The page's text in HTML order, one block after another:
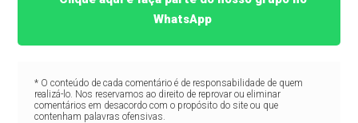
WhatsApp
* O conteúdo de cada comentário é de responsabilidade de quem
realizá-lo. Nos reservamos ao direito de reprovar ou eliminar
comentários em desacordo com o propósito do site ou que
contenham palavras ofensivas.